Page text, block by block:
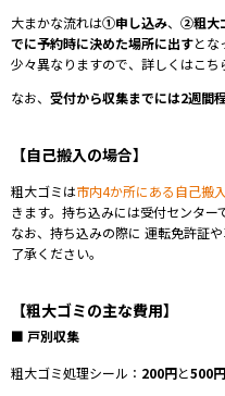
大まかな流れは①申し込み、 ②粗大
でに予約時に決めた場所に出すとな
少々異なりますので、詳しくはこち
なお、 受付から収集までには2週間
【自己搬入の場合】
粗大ゴミは市内4か所にある自己搬
きます。持ち込みには受付センター
なお、持ち込みの際に 運転免許証
了承ください。
【粗大ゴミの主な費用】
■ 戸別収集
粗大ゴミ処理シール： 200円と500円